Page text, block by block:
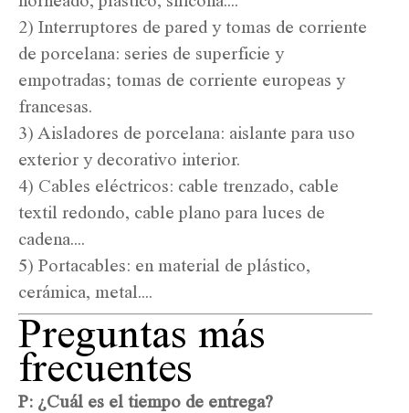
2) Interruptores de pared y tomas de corriente
de porcelana: series de superficie y
empotradas; tomas de corriente europeas y
francesas.
3) Aisladores de porcelana: aislante para uso
exterior y decorativo interior.
4) Cables eléctricos: cable trenzado, cable
textil redondo, cable plano para luces de
cadena....
5) Portacables: en material de plástico,
cerámica, metal....
Preguntas más
frecuentes
P: ¿Cuál es el tiempo de entrega?